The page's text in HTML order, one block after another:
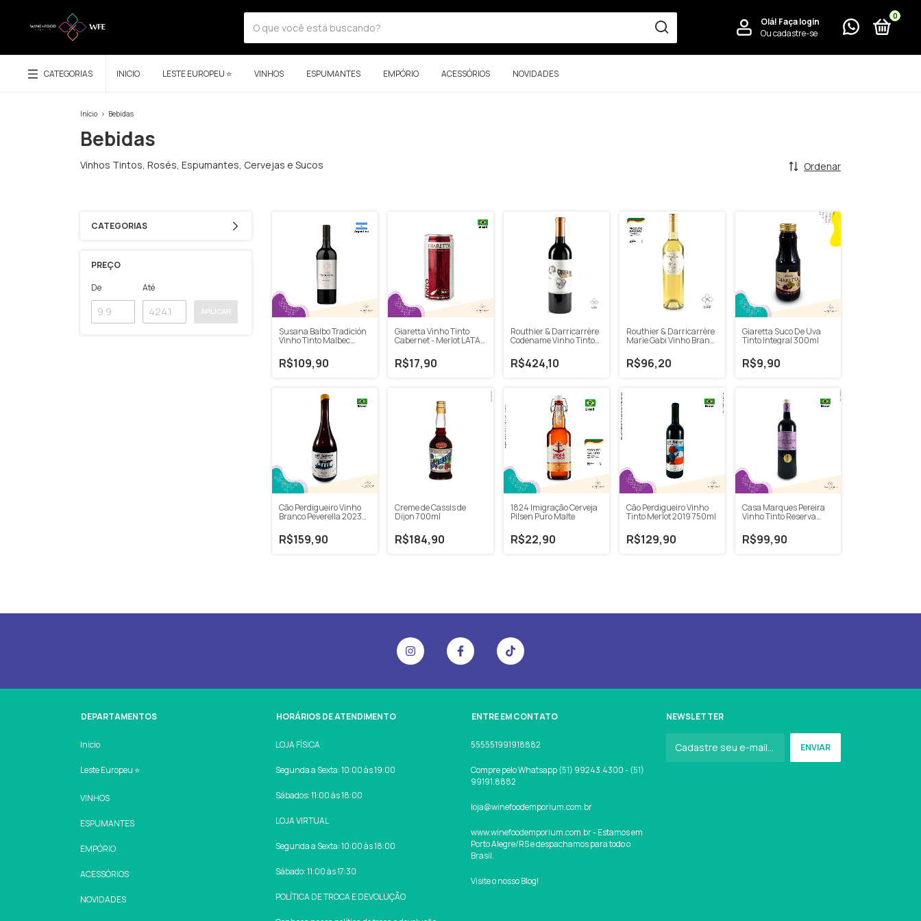
Olá! Faça login
Ou cadastre-se
0
CATEGORIAS INICIO LESTE EUROPEU ⭐ VINHOS ESPUMANTES EMPÓRIO ACESSÓRIOS NOVIDADES
Início > Bebidas
Bebidas
Vinhos Tintos, Rosés, Espumantes, Cervejas e Sucos Ordenar
CATEGORIAS
PREÇO
De
Até
APLICAR
Susana Balbo Tradición
Vinho Tinto Malbec
R$109,90
Giaretta Vinho Tinto
Cabernet - Merlot LATA
R$17,90
Routhier & Darricarrère
Codename Vinho Tinto
750ml
R$424,10
Routhier & Darricarrère
Marie Gabi Vinho Branco
R$96,20
Giaretta Suco De Uva
Tinto Integral 300ml
R$9,90
Cão Perdigueiro Vinho
Branco Peverella 2023
R$159,90
Creme de Cassis de
Dijon 700ml
R$184,90
1824 Imigração Cerveja
Pilsen Puro Malte
R$22,90
Cão Perdigueiro Vinho
Tinto Merlot 2019 750ml
R$129,90
Casa Marques Pereira
Vinho Tinto Reserva
R$99,90
DEPARTAMENTOS
Inicio
Leste Europeu ⭐
VINHOS
ESPUMANTES
EMPÓRIO
ACESSÓRIOS
NOVIDADES
HORÁRIOS DE ATENDIMENTO
LOJA FÍSICA
Segunda a Sexta: 10:00 às 19:00
Sábados: 11:00 às 18:00
LOJA VIRTUAL
Segunda a Sexta: 10:00 às 18:00
Sábado: 11:00 às 17:30
POLÍTICA DE TROCA E DEVOLUÇÃO
ENTRE EM CONTATO
555551991918882
Compre pelo Whatsapp (51) 99243.4300 - (51)
99191.8882
loja@winefoodemporium.com.br
www.winefoodemporium.com.br - Estamos em
Porto Alegre/RS e despachamos para todo o
Brasil.
Visite o nosso Blog!
NEWSLETTER